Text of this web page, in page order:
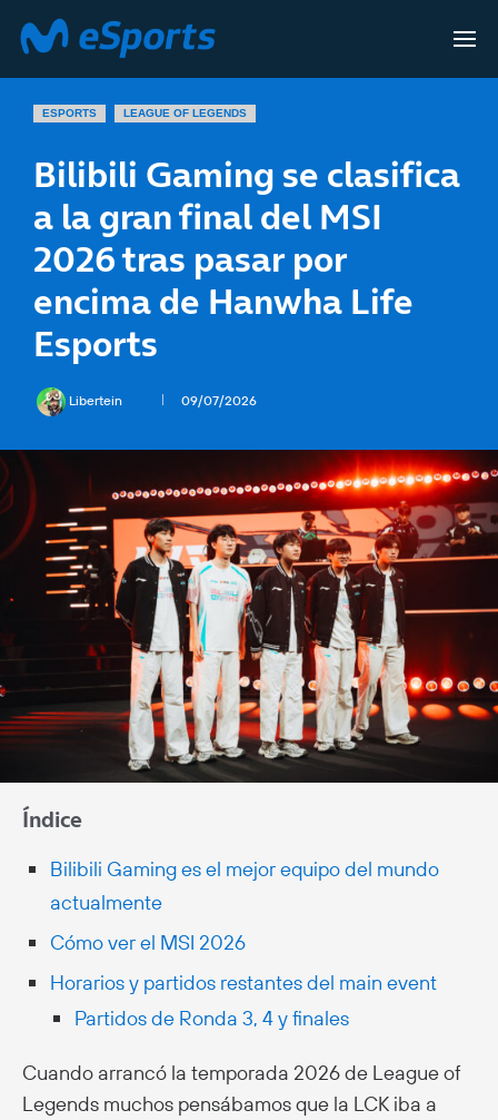
ESPORTS LEAGUE OF LEGENDS
Bilibili Gaming se clasifica
a la gran final del MSI
2026 tras pasar por
encima de Hanwha Life
Esports
Libertein 09/07/2026
Índice
Bilibili Gaming es el mejor equipo del mundo
actualmente
Cómo ver el MSI 2026
Horarios y partidos restantes del main event
Partidos de Ronda 3, 4 y finales
Cuando arrancó la temporada 2026 de League of
Legends muchos pensábamos que la LCK iba a